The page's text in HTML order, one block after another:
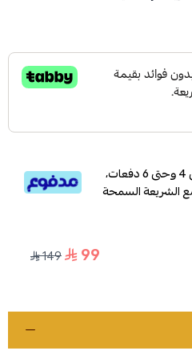
قسم دفعاتك بطريقة ميسرة إلى 4 وحتى 6 دفعات،
الشريعة السمحة
99
149